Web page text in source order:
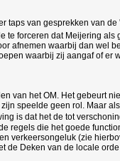
taps van gesprekken van
te forceren dat Meijering
afnemen waarbij dan wel
waarbij zij aangaf of er
van het OM. Het gebeurt
speelde geen rol. Maar
is dat het de tot
regels die het goede
verkeersongeluk (zie
de Deken van de locale